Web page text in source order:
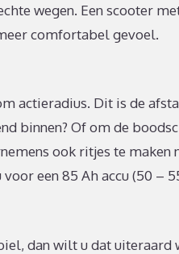
wegen. Een scooter
comfortabel gevoel.
actieradius. Dit is de
binnen? Of om de
ook ritjes te maken
een 85 Ah accu (50 –
dan wilt u dat uiteraard